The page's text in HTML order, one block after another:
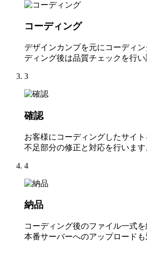
コーディング
デザインカンプを元にコーディ
ディング後は品質チェックを行い
3
確認
お客様にコーディングしたサイト
不足部分の修正と対応を行います
4
納品
コーディング後のファイル一式を
本番サーバーへのアップロードも